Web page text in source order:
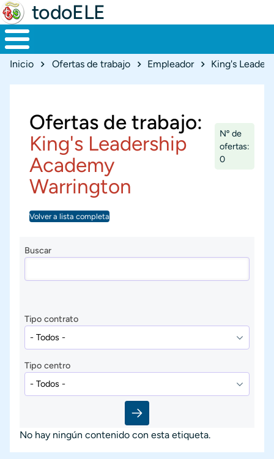
todoELE
Ruta de navegación
Inicio Ofertas de trabajo Empleador King's
Ofertas de trabajo:
King's Leadership
Academy
Warrington
Nº de
ofertas:
0
Volver a lista completa
Buscar
Tipo contrato
Tipo centro
No hay ningún contenido con esta etiqueta.